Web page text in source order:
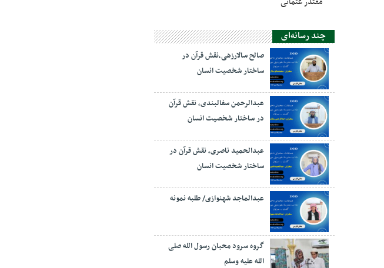
چند رسانه‌ای
صالح سالارزهی،‌نقش قرآن در
ساختار شخصیت انسان
عبدالرحمن سفالبندی، نقش قرآن
در ساختار شخصیت انسان
عبدالحمید ناصری، نقش قرآن در
ساختار شخصیت انسان
عبدالماجد شهنوازی/ طلبه نمونه
گروه سرود محبان رسول الله صلی
الله علیه وسلم